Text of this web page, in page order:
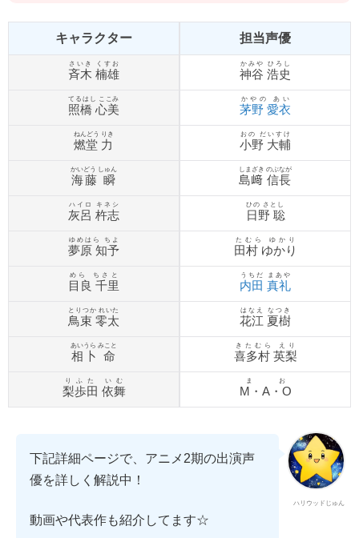
キャラクター 担当声優
斉木 楠雄
さいき くすお
神谷 浩史
かみや ひろし
照橋 心美
てるはし ここみ
茅野 愛衣
かやの あい
燃堂 力
ねんどう りき
小野 大輔
おの だいすけ
海藤 瞬
かいどう しゅん
島﨑 信長
しまざき のぶなが
灰呂 杵志
ハイロ キネシ
日野 聡
ひの さとし
夢原 知予
ゆめはら ちよ
田村 ゆかり
たむら ゆかり
目良 千里
めら ちさと
内田 真礼
うちだ まあや
鳥束 零太
とりつか れいた
花江 夏樹
はなえ なつき
相卜 命
あいうら みこと
喜多村 英梨
きたむら えり
梨歩田 依舞
りふた いむ
M・A・O
まお
ハリウッドじゅん
下記詳細ページで、アニメ2期の出演声
優を詳しく解説中！
動画や代表作も紹介してます☆